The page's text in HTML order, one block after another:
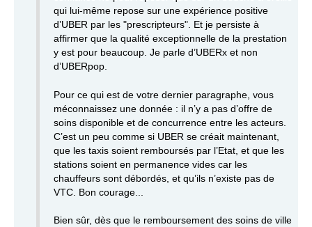
qui lui-même repose sur une expérience positive
d’UBER par les "prescripteurs". Et je persiste à
affirmer que la qualité exceptionnelle de la prestation
y est pour beaucoup. Je parle d’UBERx et non
d’UBERpop.
Pour ce qui est de votre dernier paragraphe, vous
méconnaissez une donnée : il n’y a pas d’offre de
soins disponible et de concurrence entre les acteurs.
C’est un peu comme si UBER se créait maintenant,
que les taxis soient remboursés par l’Etat, et que les
stations soient en permanence vides car les
chauffeurs sont débordés, et qu’ils n’existe pas de
VTC. Bon courage...
Bien sûr, dès que le remboursement des soins de ville